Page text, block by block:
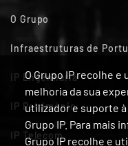
O Grupo IP recolhe
melhoria da sua
utilizador e suporte
Grupo IP. Para mais
Grupo IP recolhe e
O Grupo
Infraestruturas de
IP Engenharia
IP Património
IP Telecom